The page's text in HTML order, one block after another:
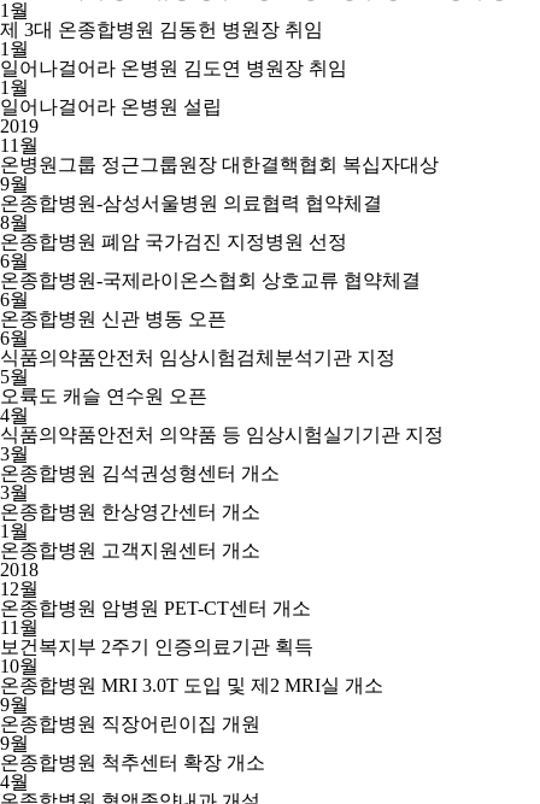
1월
제 3대 온종합병원 김동헌 병원장 취임
1월
일어나걸어라 온병원 김도연 병원장 취임
1월
일어나걸어라 온병원 설립
2019
11월
온병원그룹 정근그룹원장 대한결핵협회 복십자대상
9월
온종합병원-삼성서울병원 의료협력 협약체결
8월
온종합병원 폐암 국가검진 지정병원 선정
6월
온종합병원-국제라이온스협회 상호교류 협약체결
6월
온종합병원 신관 병동 오픈
6월
식품의약품안전처 임상시험검체분석기관 지정
5월
오륙도 캐슬 연수원 오픈
4월
식품의약품안전처 의약품 등 임상시험실기기관 지정
3월
온종합병원 김석권성형센터 개소
3월
온종합병원 한상영간센터 개소
1월
온종합병원 고객지원센터 개소
2018
12월
온종합병원 암병원 PET-CT센터 개소
11월
보건복지부 2주기 인증의료기관 획득
10월
온종합병원 MRI 3.0T 도입 및 제2 MRI실 개소
9월
온종합병원 직장어린이집 개원
9월
온종합병원 척추센터 확장 개소
4월